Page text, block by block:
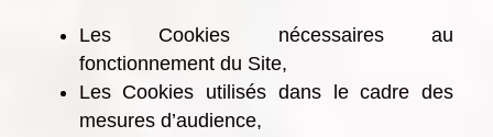
Les Cookies nécessaires au
fonctionnement du Site,
Les Cookies utilisés dans le cadre des
mesures d’audience,